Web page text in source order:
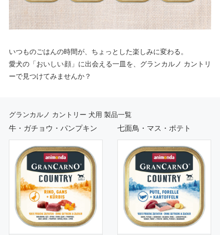
いつものごはんの時間が、ちょっとした楽しみに変わる。
愛犬の「おいしい顔」に出会える一皿を、グランカルノ カントリ
ーで見つけてみませんか？
グランカルノ カントリー 犬用 製品一覧
牛・ガチョウ・パンプキン 七面鳥・マス・ポテト